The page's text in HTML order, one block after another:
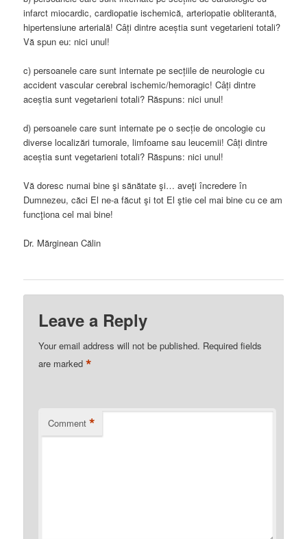
infarct miocardic, cardiopatie ischemică, arteriopatie obliterantă,
hipertensiune arterială! Câți dintre aceștia sunt vegetarieni totali?
Vă spun eu: nici unul!
c) persoanele care sunt internate pe secțiile de neurologie cu
accident vascular cerebral ischemic/hemoragic! Câți dintre
aceștia sunt vegetarieni totali? Răspuns: nici unul!
d) persoanele care sunt internate pe o secție de oncologie cu
diverse localizări tumorale, limfoame sau leucemii! Câți dintre
aceștia sunt vegetarieni totali? Răspuns: nici unul!
Vă doresc numai bine şi sănătate şi… aveţi încredere în
Dumnezeu, căci El ne-a făcut şi tot El ştie cel mai bine cu ce am
funcţiona cel mai bine!
Dr. Mărginean Călin
Leave a Reply
Your email address will not be published. Required fields
are marked*
Comment *